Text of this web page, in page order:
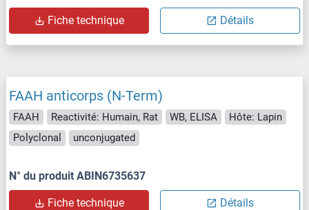
Fiche technique Détails
FAAH anticorps (N-Term)
FAAH Reactivité: Humain, Rat WB, ELISA
Hôte: Lapin
Polyclonal
unconjugated
N° du produit ABIN6735637
Fiche technique Détails